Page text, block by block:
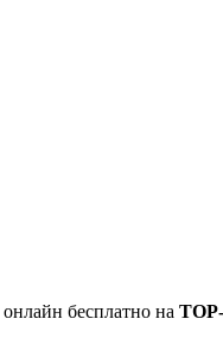
онлайн бесплатно на